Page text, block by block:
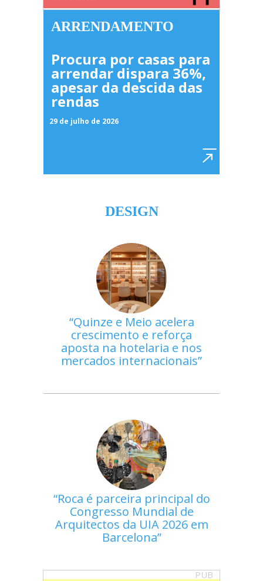
ARRENDAMENTO
Procura por casas para
arrendar dispara 36%,
apesar da descida das
rendas
29 de julho de 2026
DESIGN
Quinze e Meio acelera
crescimento e reforça
aposta na hotelaria e nos
mercados internacionais
Roca é parceira principal do
Congresso Mundial de
Arquitectos da UIA 2026 em
Barcelona
PUB